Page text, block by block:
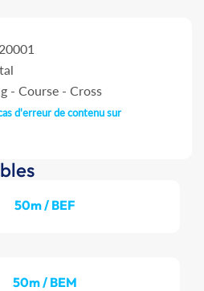
- Course - Cross
d'erreur de contenu sur
50m / BEF
50m / BEM